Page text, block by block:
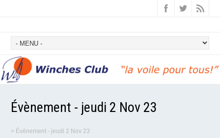
Évènement - jeudi 2 Nov 23
> Évènement - jeudi 2 Nov 23